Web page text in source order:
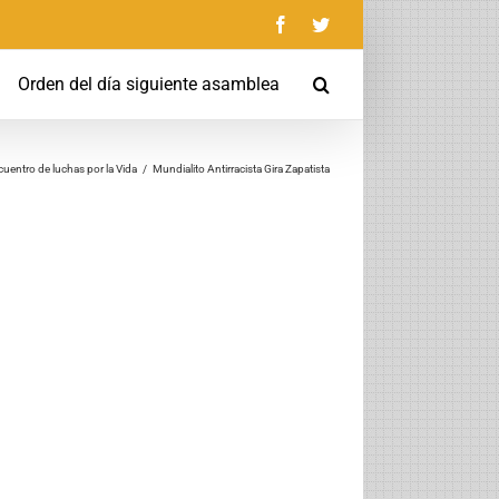
FacebookTwitter
Orden del día siguiente asamblea
de luchas por la Vida / Mundialito Antirracista Gira Zapatista